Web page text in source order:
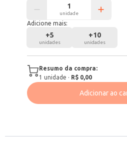
unidade
Adicione mais:
+5
unidades
+10
unidades
Resumo da compra:
1 unidade · R$ 0,00
Adicionar ao